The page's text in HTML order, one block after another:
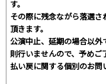
す。
その際に残念ながら落選
頂きます。
公演中止、延期の場合以
則行いませんので、予めご
払い戻に関する個別のお問